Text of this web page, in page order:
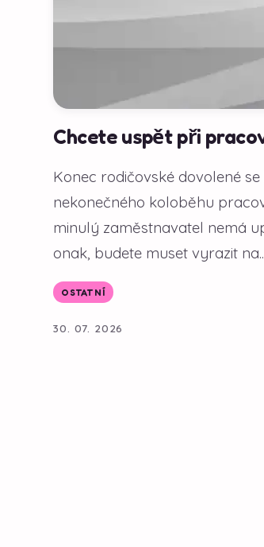
Chcete uspět při
Konec rodičovské dovolené
nekonečného koloběhu
minulý zaměstnavatel nemá
onak, budete muset vyrazit
OSTATNÍ
30. 07. 2026